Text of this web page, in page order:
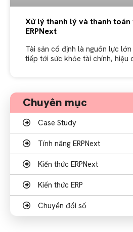
Xử lý thanh lý và thanh toán
ERPNext
Tài sản cố định là nguồn lực
tiếp tới sức khỏe tài chính, hiệu
Chuyên mục
Case Study
Tính năng ERPNext
Kiến thức ERPNext
Kiến thức ERP
Chuyển đổi số